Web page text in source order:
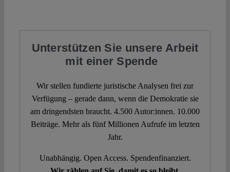
Unterstützen Sie unsere Arbeit
mit einer Spende
Wir stellen fundierte juristische Analysen frei zur
Verfügung – gerade dann, wenn die Demokratie sie
am dringendsten braucht. 4.500 Autor:innen. 10.000
Beiträge. Mehr als fünf Millionen Aufrufe im letzten
Jahr.
Unabhängig. Open Access. Spendenfinanziert.